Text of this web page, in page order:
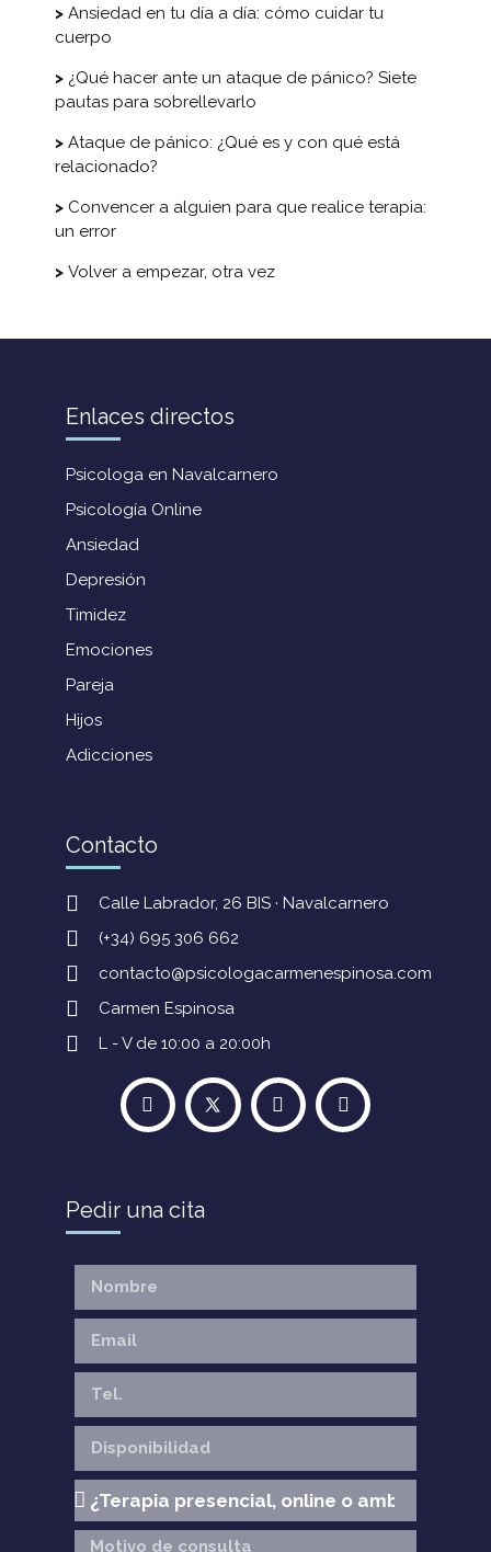
Ansiedad en tu día a día: cómo cuidar tu
cuerpo
¿Qué hacer ante un ataque de pánico? Siete
pautas para sobrellevarlo
Ataque de pánico: ¿Qué es y con qué está
relacionado?
Convencer a alguien para que realice terapia:
un error
Volver a empezar, otra vez
Enlaces directos
Psicologa en Navalcarnero
Psicología Online
Ansiedad
Depresión
Timidez
Emociones
Pareja
Hijos
Adicciones
Contacto
Calle Labrador, 26 BIS · Navalcarnero
(+34) 695 306 662
contacto@psicologacarmenespinosa.com
Carmen Espinosa
L - V de 10:00 a 20:00h
Pedir una cita